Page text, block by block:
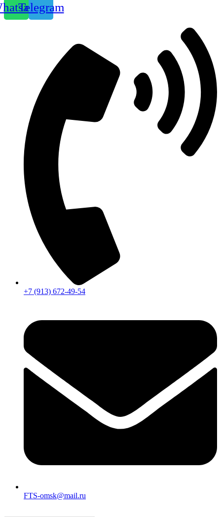
Telegram
+7 (913) 672-49-54
FTS-omsk@mail.ru